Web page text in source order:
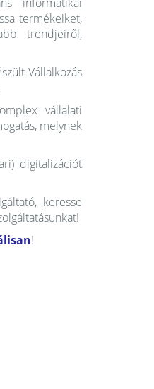
termékeiket,
trendjeiről,
Vállalkozás
vállalati
melynek
digitalizációt
keresse
!